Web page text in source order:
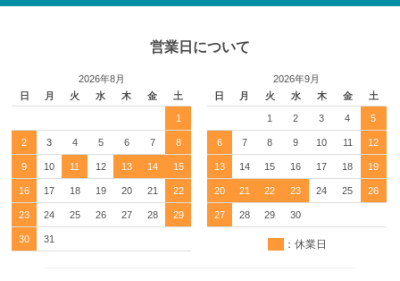
営業日について
2026年8月
日
月 火 水 木 金 土
1
2 3 4 5 6 7 8
9 10 11 12 13 14 15
16 17 18 19 20 21 22
23 24 25 26 27 28 29
30 31
2026年9月
日
月 火 水 木 金 土
1 2 3 4 5
6 7 8 9 10 11 12
13 14 15 16 17 18 19
20 21 22 23 24 25 26
27 28 29 30
：休業日